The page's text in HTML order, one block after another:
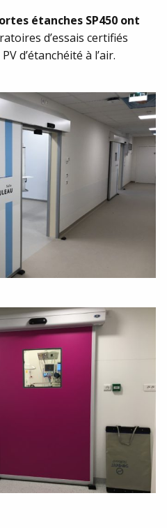
étanches SP450 ont
d’essais certifiés
d’étanchéité à l’air.